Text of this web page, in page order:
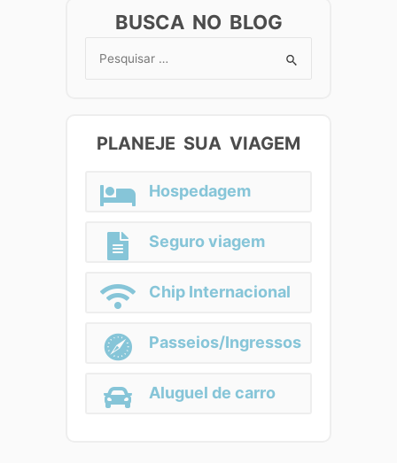
BUSCA NO BLOG
Search
PLANEJE SUA VIAGEM
Hospedagem
Seguro viagem
Chip Internacional
Passeios/Ingressos
Aluguel de carro